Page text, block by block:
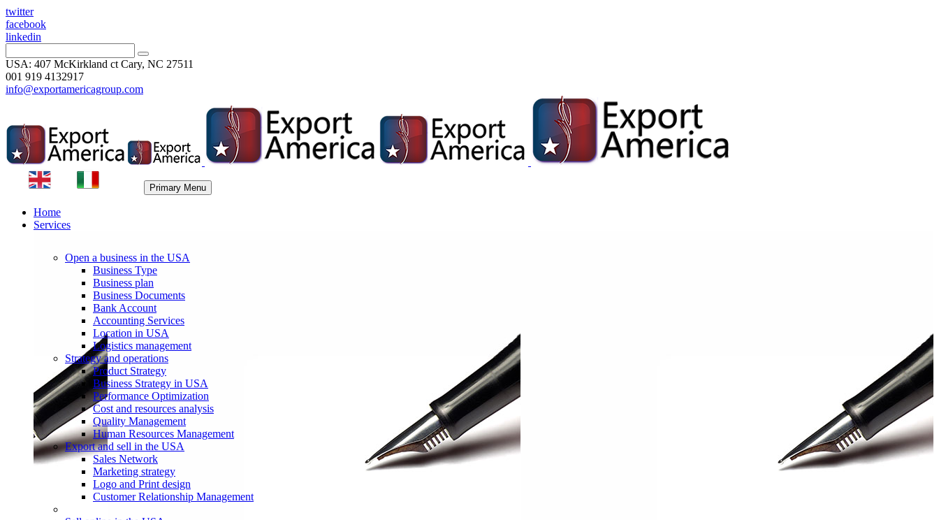
twitter
facebook
linkedin
USA: 407 McKirkland ct Cary, NC 27511
001 919 4132917
info@exportamericagroup.com
Primary Menu
Home
Services
Open a business in the USA
Business Type
Business plan
Business Documents
Bank Account
Accounting Services
Location in USA
Logistics management
Strategy and operations
Product Strategy
Business Strategy in USA
Performance Optimization
Cost and resources analysis
Quality Management
Human Resources Management
Export and sell in the USA
Sales Network
Marketing strategy
Logo and Print design
Customer Relationship Management